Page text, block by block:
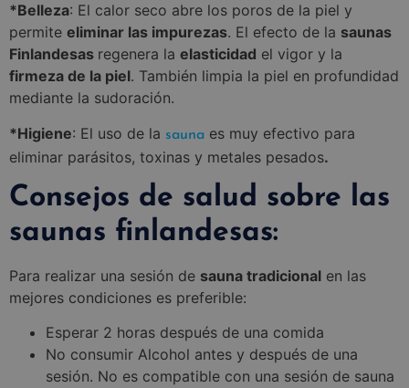
*Belleza: El calor seco abre los poros de la piel y
permite eliminar las impurezas. El efecto de la saunas
Finlandesas regenera la elasticidad el vigor y la
firmeza de la piel. También limpia la piel en profundidad
mediante la sudoración.
*Higiene: El uso de la sauna es muy efectivo para
eliminar parásitos, toxinas y metales pesados.
Consejos de salud sobre las
saunas finlandesas:
Para realizar una sesión de sauna tradicional en las
mejores condiciones es preferible:
Esperar 2 horas después de una comida
No consumir Alcohol antes y después de una
sesión. No es compatible con una sesión de sauna